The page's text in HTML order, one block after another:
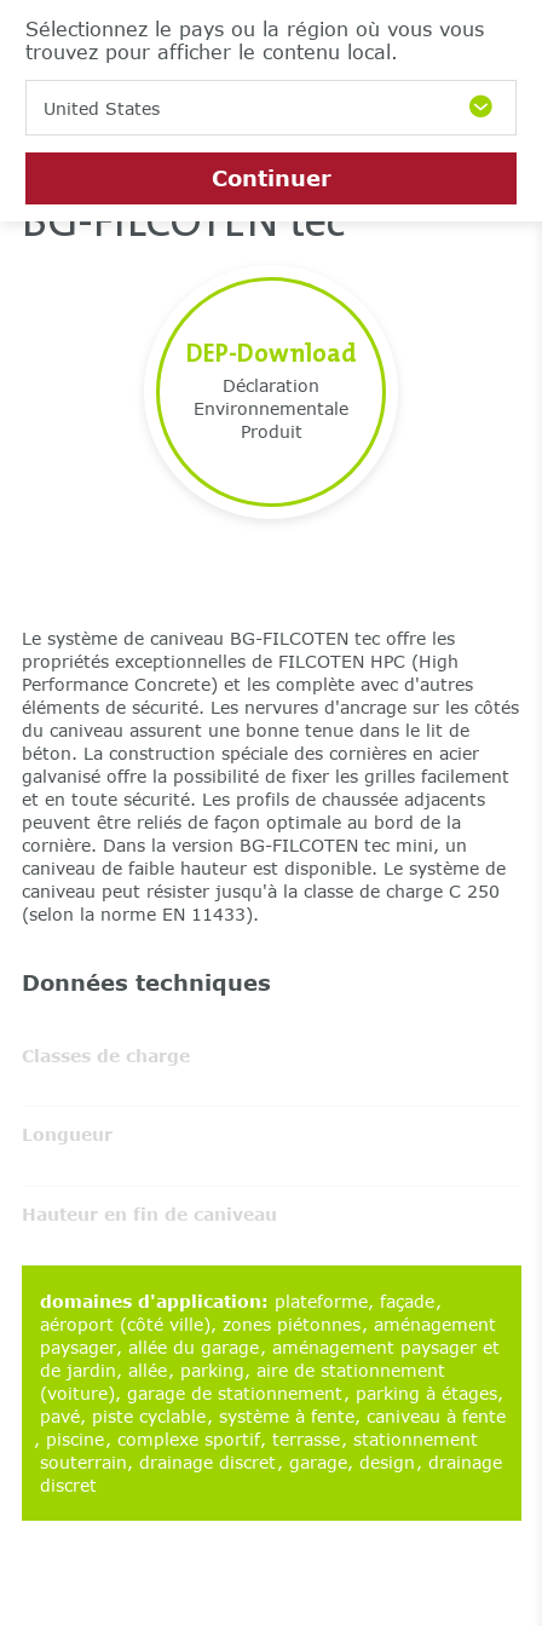
Sélectionnez le pays ou la région où vous vous
trouvez pour afficher le contenu local.
United States
Continuer
BG-FILCOTEN tec
DEP-Download
Déclaration
Environnementale
Produit
Le système de caniveau BG-FILCOTEN tec offre les
propriétés exceptionnelles de FILCOTEN HPC (High
Performance Concrete) et les complète avec d'autres
éléments de sécurité. Les nervures d'ancrage sur les côtés
du caniveau assurent une bonne tenue dans le lit de
béton. La construction spéciale des cornières en acier
galvanisé offre la possibilité de fixer les grilles facilement
et en toute sécurité. Les profils de chaussée adjacents
peuvent être reliés de façon optimale au bord de la
cornière. Dans la version BG-FILCOTEN tec mini, un
caniveau de faible hauteur est disponible. Le système de
caniveau peut résister jusqu'à la classe de charge C 250
(selon la norme EN 11433).
Données techniques
Classes de charge
Longueur
Hauteur en fin de caniveau
domaines d'application: plateforme façade
aéroport (côté ville) zones piétonnes aménagement
paysager allée du garage aménagement paysager et
de jardin allée parking aire de stationnement
(voiture) garage de stationnement parking à étages
pavé piste cyclable système à fente caniveau à fente
piscine complexe sportif terrasse stationnement
souterrain drainage discret garage design drainage
discret